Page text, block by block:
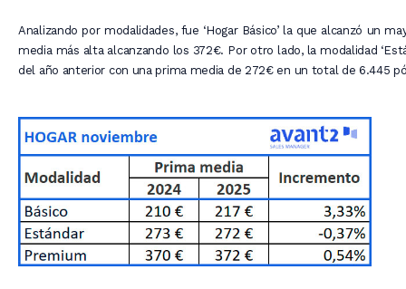
Analizando por modalidades, fue ‘Hogar Básico’ la que alcanzó un
media más alta alcanzando los 372€. Por otro lado, la modalidad
del año anterior con una prima media de 272€ en un total de 6.445